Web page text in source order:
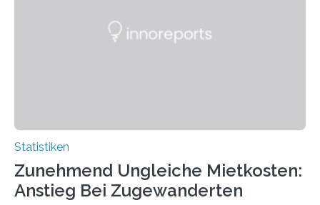
Statistiken
Zunehmend Ungleiche Mietkosten:
Anstieg Bei Zugewanderten